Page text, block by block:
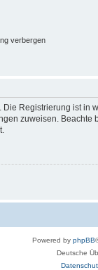
verbergen
Registrierung ist
zuweisen.
Powered by phpBB
Deutsche